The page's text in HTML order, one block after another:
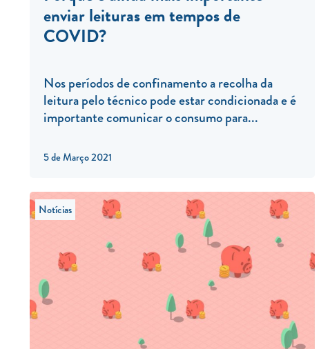
5 de Março 2021
enviar leituras em tempos de
COVID?
Nos períodos de confinamento a recolha da
leitura pelo técnico pode estar condicionada e é
importante comunicar o consumo para...
Notícias